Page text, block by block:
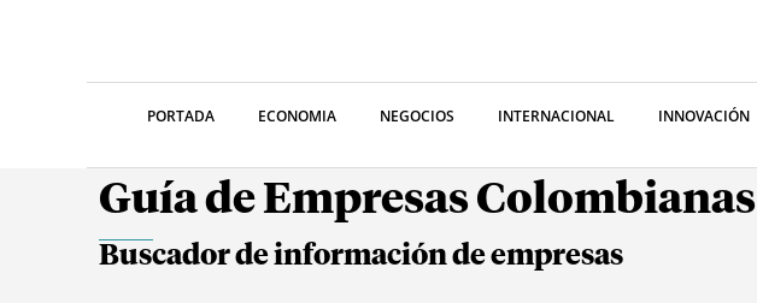
PORTADA ECONOMIA NEGOCIOS INTERNACIONAL INNOVACIÓN
Guía de Empresas Colombianas
Buscador de información de empresas